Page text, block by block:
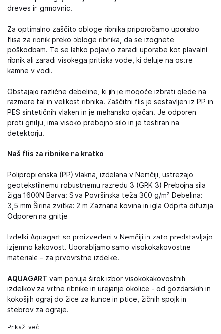
dreves in grmovnic.
Za optimalno zaščito obloge ribnika priporočamo uporabo
flisa za ribnik preko obloge ribnika, da se izognete
poškodbam. Te se lahko pojavijo zaradi uporabe kot plavalni
ribnik ali zaradi visokega pritiska vode, ki deluje na ostre
kamne v vodi.
Obstajajo različne debeline, ki jih je mogoče izbrati glede na
razmere tal in velikost ribnika. Zaščitni flis je sestavljen iz PP in
PES sintetičnih vlaken in je mehansko ojačan. Je odporen
proti gnitju, ima visoko prebojno silo in je testiran na
detektorju.
Naš flis za ribnike na kratko
Polipropilenska (PP) vlakna, izdelana v Nemčiji, ustrezajo
geotekstilnemu robustnemu razredu 3 (GRK 3) Prebojna sila
žiga 1600N Barva: Siva Površinska teža 300 g/m² Debelina:
3,5 mm Širina zvitka: 2 m Zaznana kovina in igla Odprta difuzija
Odporen na gnitje
Izdelki Aquagart so proizvedeni v Nemčiji in zato predstavljajo
izjemno kakovost. Uporabljamo samo visokokakovostne
materiale – za prvovrstne izdelke.
AQUAGART vam ponuja širok izbor visokokakovostnih
izdelkov za vrtne ribnike in urejanje okolice - od gozdarskih in
kokošjih ograj do žice za kunce in ptice, žičnih spojk in
stebrov za ograje.
Prikaži več